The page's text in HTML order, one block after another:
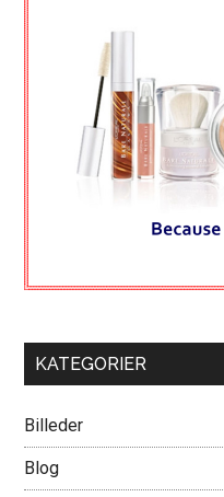
KATEGORIER
Billeder
Blog